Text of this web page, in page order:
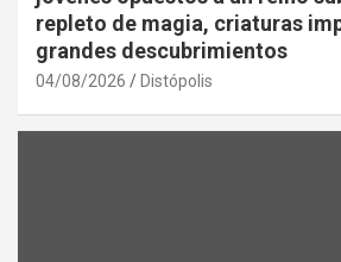
repleto de magia, criaturas
grandes descubrimientos
04/08/2026 Distópolis